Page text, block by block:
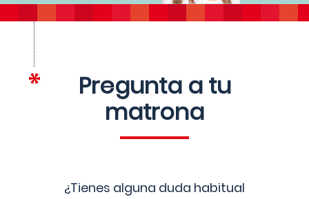
Pregunta a tu
matrona
¿Tienes alguna duda habitual